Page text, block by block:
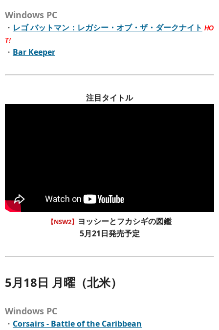
Windows PC
・ レゴ バットマン：レガシー・オブ・ザ・ダークナイト HO
T!
・ Bar Keeper
注目タイトル
【NSW2】 ヨッシーとフカシギの図鑑
5月21日発売予定
5月18日 月曜（北米）
Windows PC
・ Corsairs - Battle of the Caribbean